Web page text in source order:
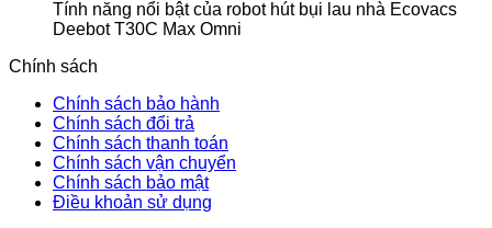
Tính năng nổi bật của robot hút bụi lau nhà Ecovacs
Deebot T30C Max Omni
Chính sách
Chính sách bảo hành
Chính sách đổi trả
Chính sách thanh toán
Chính sách vận chuyển
Chính sách bảo mật
Điều khoản sử dụng